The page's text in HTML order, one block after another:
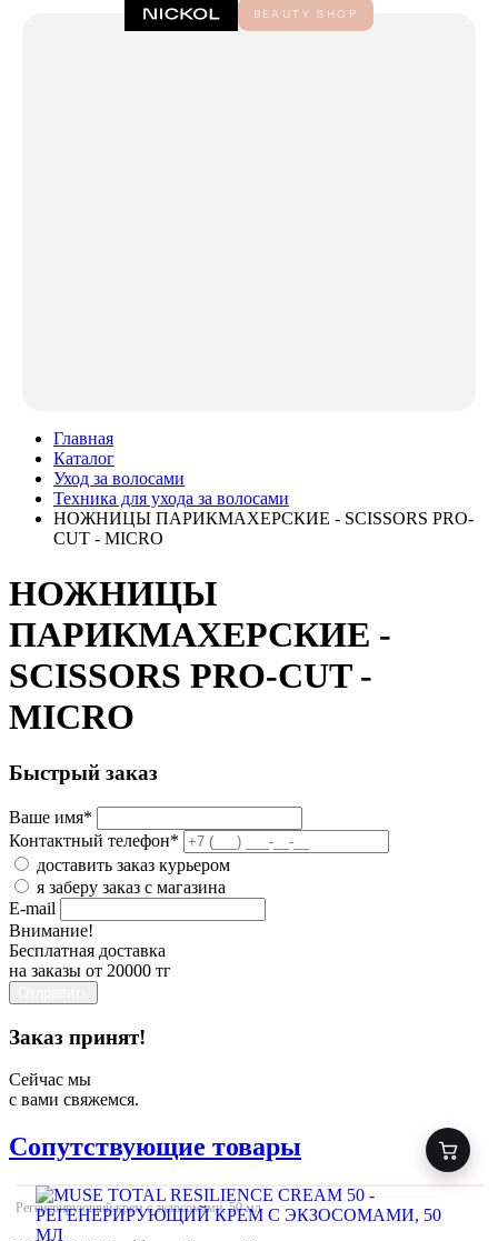
Главная
Каталог
Уход за волосами
Техника для ухода за волосами
НОЖНИЦЫ ПАРИКМАХЕРСКИЕ - SCISSORS PRO-
CUT - MICRO
НОЖНИЦЫ
ПАРИКМАХЕРСКИЕ -
SCISSORS PRO-CUT -
MICRO
Быстрый заказ
Ваше имя*
Контактный телефон*
доставить заказ курьером
я заберу заказ с магазина
E-mail
Внимание!
Бесплатная доставка
на заказы от 20000 тг
Заказ принят!
Сейчас мы
с вами свяжемся.
Сопутствующие товары
Регенерирующий крем с экзосомами, 50 мл